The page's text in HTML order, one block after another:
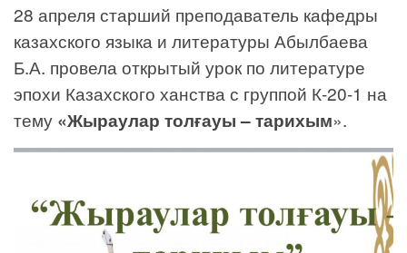
28 апреля старший преподаватель кафедры
казахского языка и литературы Абылбаева
Б.А. провела открытый урок по литературе
эпохи Казахского ханства с группой К-20-1 на
тему «Жыраулар толғауы – тарихым».